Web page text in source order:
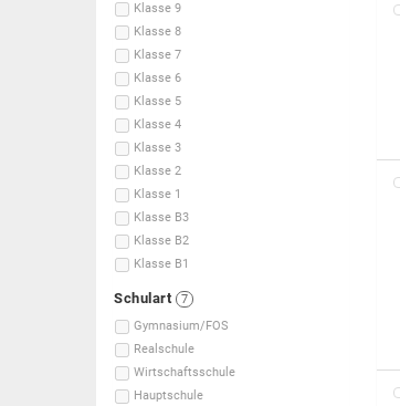
Klasse 9
Klasse 8
Klasse 7
Klasse 6
Klasse 5
Klasse 4
Klasse 3
Klasse 2
Klasse 1
Klasse B3
Klasse B2
Klasse B1
Schulart
7
Gymnasium/FOS
Realschule
Wirtschaftsschule
Hauptschule